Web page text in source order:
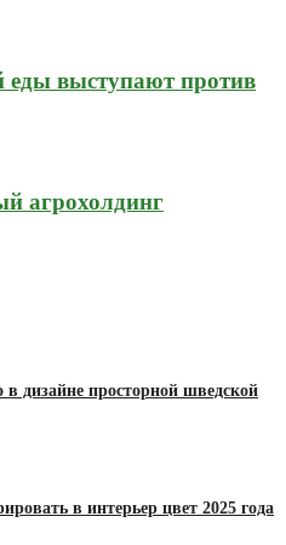
еды выступают против
агрохолдинг
дизайне просторной шведской
в интерьер цвет 2025 года